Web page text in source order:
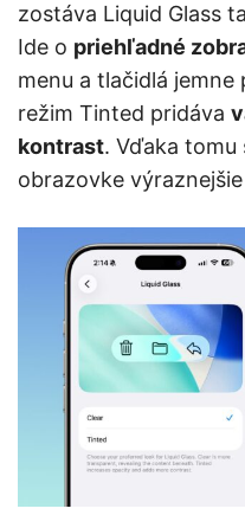
zostáva Liquid Glass
Ide o priehľadné
menu a tlačidlá
režim Tinted pridáva
kontrast. Vďaka tomu
obrazovke